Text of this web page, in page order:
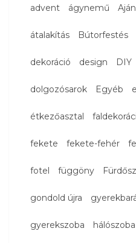
advent ágynemű
átalakítás Bútorfestés
dekoráció design DIY
dolgozósarok Egyéb
étkezőasztal
fekete fekete-fehér
fotel függöny
gondold újra
gyerekszoba hálószoba